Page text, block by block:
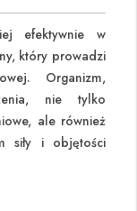
efektywnie w
który prowadzi
Organizm,
nie tylko
ale również
siły i objętości